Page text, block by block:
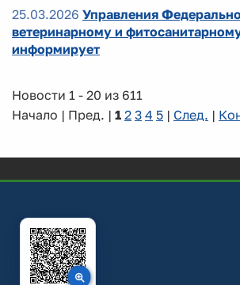
25.03.2026 Управления
ветеринарному и
информирует
Новости 1 - 20 из 611
Начало | Пред. | 1 2 3 4 5 | След. |